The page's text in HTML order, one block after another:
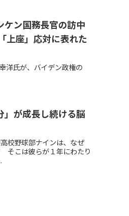
ン国務長官の訪中
上座」応対に表れた
洋氏が、バイデン政権の
」が成長し続ける脳
校野球部ナインは、なぜ
そこは彼らが１年にわたり